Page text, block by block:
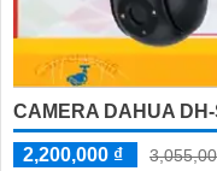
CAMERA DAHUA
2,200,000 ₫